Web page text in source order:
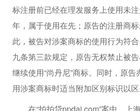
标注册前已经在理发服务上使用未注
年，属于使用在先；原告的注册商
此，被告对涉案商标的使用行为符
九条第三款规定，原告无权禁止被
继续使用“尚丹尼”商标。同时，原
用涉案商标时适当附加区别标识以
在“拍拍贷ppdai.com”案中，上